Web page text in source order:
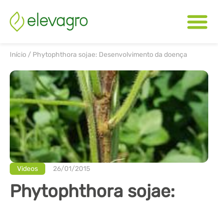
Início / Phytophthora sojae: Desenvolvimento da doença
Videos 26/01/2015
Phytophthora sojae: